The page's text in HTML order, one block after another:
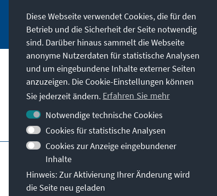
Jetzt abonnieren
Unser Auftrag
Kontakt
Weitere Angebote der Stiftung
Impressum
Datenschutz
Nutzungsbedingungen
Erklärung zur Barrierefreiheit
Barriere melden
Sitemap
Diese Webseite verwendet Cookies, die für den
Betrieb und die Sicherheit der Seite notwendig
sind. Darüber hinaus sammelt die Webseite
anonyme Nutzerdaten für statistische Analysen
und um eingebundene Inhalte externer Seiten
anzuzeigen. Die Cookie-Einstellungen können
Sie jederzeit ändern. Erfahren Sie mehr
Notwendige technische Cookies
Cookies für statistische Analysen
Cookies zur Anzeige eingebundener
Inhalte
Hinweis: Zur Aktivierung Ihrer Änderung wird
die Seite neu geladen